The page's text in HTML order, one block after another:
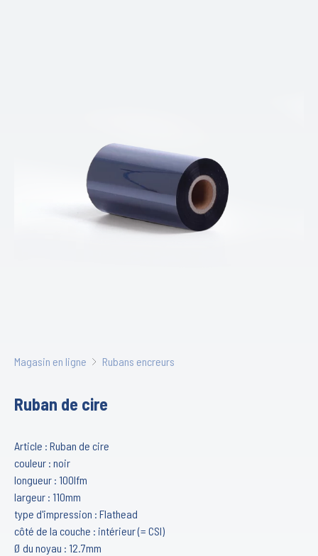
Magasin en ligne Rubans encreurs
Ruban de cire
Article : Ruban de cire
couleur : noir
longueur : 100lfm
largeur : 110mm
type d'impression : Flathead
côté de la couche : intérieur (= CSI)
Ø du noyau : 12.7mm